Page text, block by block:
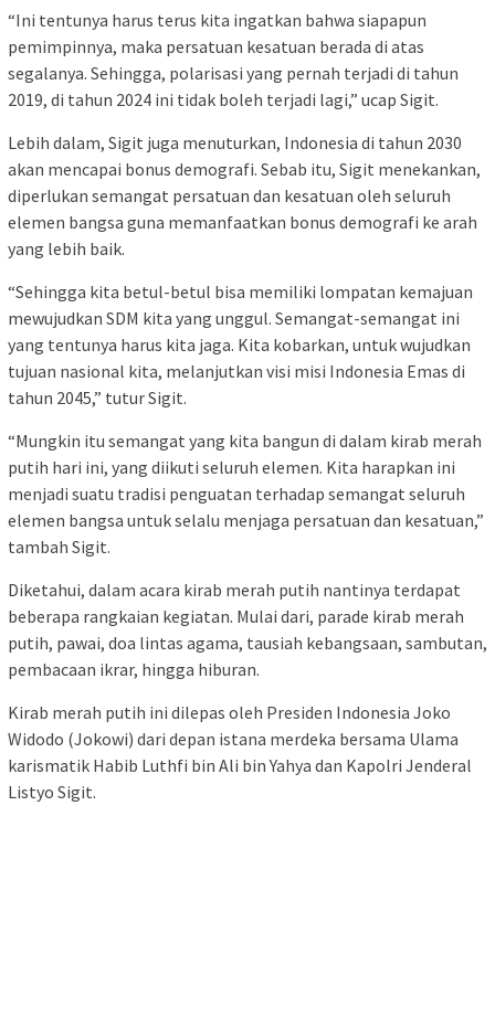
“Ini tentunya harus terus kita ingatkan bahwa siapapun
pemimpinnya, maka persatuan kesatuan berada di atas
segalanya. Sehingga, polarisasi yang pernah terjadi di tahun
2019, di tahun 2024 ini tidak boleh terjadi lagi,” ucap Sigit.
Lebih dalam, Sigit juga menuturkan, Indonesia di tahun 2030
akan mencapai bonus demografi. Sebab itu, Sigit menekankan,
diperlukan semangat persatuan dan kesatuan oleh seluruh
elemen bangsa guna memanfaatkan bonus demografi ke arah
yang lebih baik.
“Sehingga kita betul-betul bisa memiliki lompatan kemajuan
mewujudkan SDM kita yang unggul. Semangat-semangat ini
yang tentunya harus kita jaga. Kita kobarkan, untuk wujudkan
tujuan nasional kita, melanjutkan visi misi Indonesia Emas di
tahun 2045,” tutur Sigit.
“Mungkin itu semangat yang kita bangun di dalam kirab merah
putih hari ini, yang diikuti seluruh elemen. Kita harapkan ini
menjadi suatu tradisi penguatan terhadap semangat seluruh
elemen bangsa untuk selalu menjaga persatuan dan kesatuan,”
tambah Sigit.
Diketahui, dalam acara kirab merah putih nantinya terdapat
beberapa rangkaian kegiatan. Mulai dari, parade kirab merah
putih, pawai, doa lintas agama, tausiah kebangsaan, sambutan,
pembacaan ikrar, hingga hiburan.
Kirab merah putih ini dilepas oleh Presiden Indonesia Joko
Widodo (Jokowi) dari depan istana merdeka bersama Ulama
karismatik Habib Luthfi bin Ali bin Yahya dan Kapolri Jenderal
Listyo Sigit.